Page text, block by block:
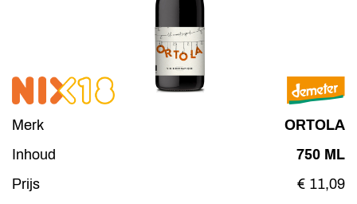
Merk
ORTOLA
Inhoud
750 ML
Prijs
€ 11,09